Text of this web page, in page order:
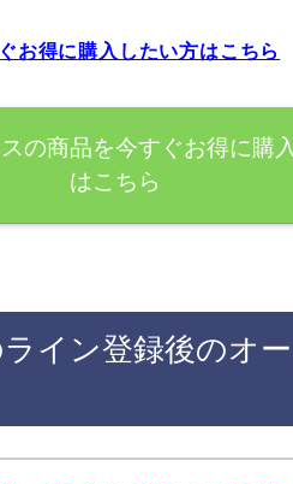
お得に購入したい方はこちら
の商品を今すぐお得に購
はこちら
イン登録後のオ